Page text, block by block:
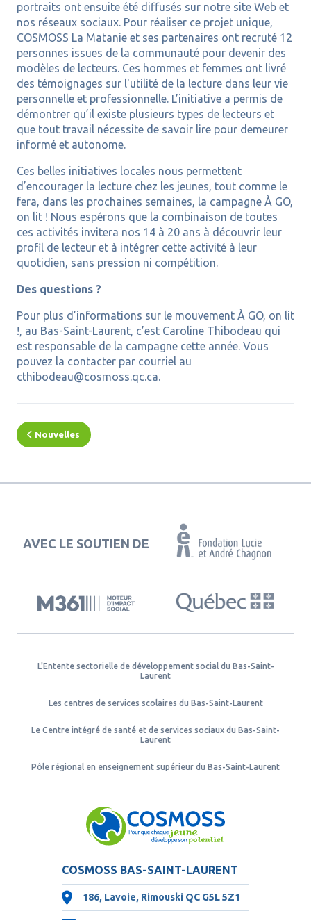
portraits ont ensuite été diffusés sur notre site Web et
nos réseaux sociaux. Pour réaliser ce projet unique,
COSMOSS La Matanie et ses partenaires ont recruté 12
personnes issues de la communauté pour devenir des
modèles de lecteurs. Ces hommes et femmes ont livré
des témoignages sur l'utilité de la lecture dans leur vie
personnelle et professionnelle. L’initiative a permis de
démontrer qu’il existe plusieurs types de lecteurs et
que tout travail nécessite de savoir lire pour demeurer
informé et autonome.
Ces belles initiatives locales nous permettent
d’encourager la lecture chez les jeunes, tout comme le
fera, dans les prochaines semaines, la campagne À GO,
on lit ! Nous espérons que la combinaison de toutes
ces activités invitera nos 14 à 20 ans à découvrir leur
profil de lecteur et à intégrer cette activité à leur
quotidien, sans pression ni compétition.
Des questions ?
Pour plus d’informations sur le mouvement À GO, on lit
!, au Bas-Saint-Laurent, c’est Caroline Thibodeau qui
est responsable de la campagne cette année. Vous
pouvez la contacter par courriel au
cthibodeau@cosmoss.qc.ca.
Nouvelles
AVEC LE SOUTIEN DE
L'Entente sectorielle de développement social du Bas-Saint-
Laurent
Les centres de services scolaires du Bas-Saint-Laurent
Le Centre intégré de santé et de services sociaux du Bas-Saint-
Laurent
Pôle régional en enseignement supérieur du Bas-Saint-Laurent
COSMOSS BAS-SAINT-LAURENT
186, Lavoie, Rimouski QC G5L 5Z1